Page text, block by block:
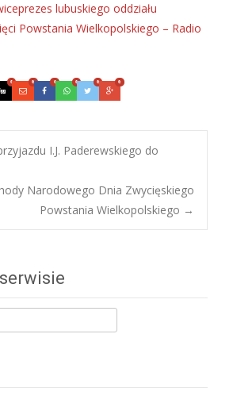
lubuskiego oddziału
Powstania Wielkopolskiego – Radio
0 0 0 0 0 0
I.J. Paderewskiego do
Narodowego Dnia Zwycięskiego
Powstania Wielkopolskiego →